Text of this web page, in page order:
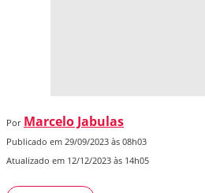
Por Marcelo Jabulas
Publicado em 29/09/2023 às 08h03
Atualizado em 12/12/2023 às 14h05